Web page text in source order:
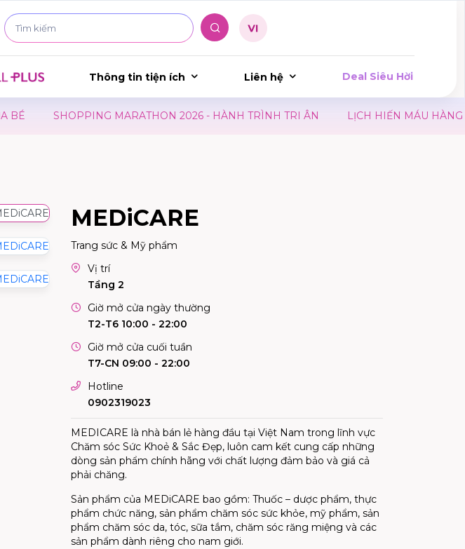
Thông tin tiện ích Liên hệ Deal Siêu Hời
SHOPPING MARATHON 2026 - HÀNH TRÌNH TRI ÂN LỊCH HIẾN MÁU HÀNG THÁNG
MEDiCARE
Trang sức & Mỹ phẩm
Vị trí
Tầng 2
Giờ mở cửa ngày thường
T2-T6 10:00 - 22:00
Giờ mở cửa cuối tuần
T7-CN 09:00 - 22:00
Hotline
0902319023
MEDICARE là nhà bán lẻ hàng đầu tại Việt Nam trong lĩnh vực
Chăm sóc Sức Khoẻ & Sắc Đẹp, luôn cam kết cung cấp những
dòng sản phẩm chính hãng với chất lượng đảm bảo và giá cả
phải chăng.
Sản phẩm của MEDiCARE bao gồm: Thuốc – dược phẩm, thực
phẩm chức năng, sản phẩm chăm sóc sức khỏe, mỹ phẩm, sản
phẩm chăm sóc da, tóc, sữa tắm, chăm sóc răng miệng và các
sản phẩm dành riêng cho nam giới.